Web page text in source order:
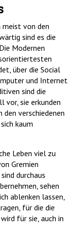
meist von den
sind es die
Modernen
über die Social
und Internet
sind die
vor, sie erkunden
den verschiedenen
kaum
Leben viel zu
Gremien
durchaus
sehen
ablenken lassen,
für die die
für sie, auch in